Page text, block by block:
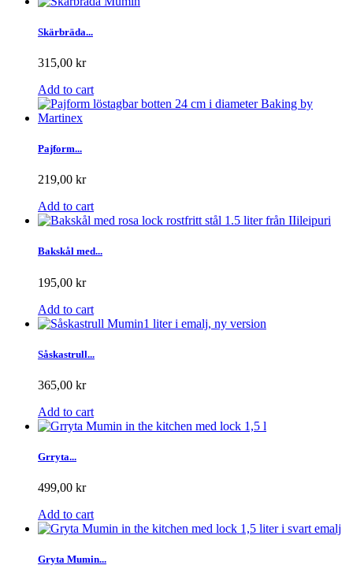
Skärbräda...
315,00 kr
Add to cart
Pajform...
219,00 kr
Add to cart
Bakskål med...
195,00 kr
Add to cart
Såskastrull...
365,00 kr
Add to cart
Grryta...
499,00 kr
Add to cart
Gryta Mumin...